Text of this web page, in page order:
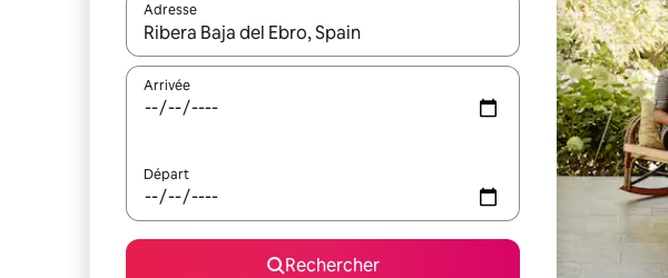
Adresse
Lorsque les résultats s'affichent, utilisez les flèches vers le haut et vers
Arrivée
Départ
Rechercher